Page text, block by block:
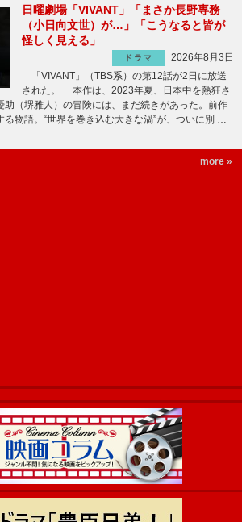
日曜劇場「VIVANT」「まさか長野専務
（小日向文世）が…」「こうなると皆が
怪しく見える」
ドラマ
2026年8月3日
「VIVANT」（TBS系）の第12話が2日に放送
された。 本作は、2023年夏、日本中を熱狂さ
助（堺雅人）の冒険には、まだ続きがあった。前作
る物語。“世界を巻き込む大きな渦”が、ついに別 …
more »